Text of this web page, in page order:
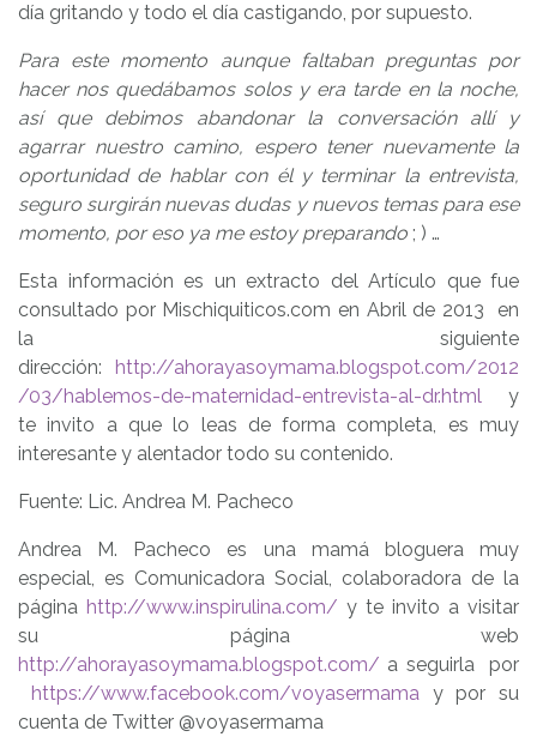
día gritando y todo el día castigando, por supuesto.
Para este momento aunque faltaban preguntas por
hacer nos quedábamos solos y era tarde en la noche,
así que debimos abandonar la conversación allí y
agarrar nuestro camino, espero tener nuevamente la
oportunidad de hablar con él y terminar la entrevista,
seguro surgirán nuevas dudas y nuevos temas para ese
momento, por eso ya me estoy preparando ; ) …
Esta información es un extracto del Artículo que fue
consultado por Mischiquiticos.com en Abril de 2013 en
la siguiente
dirección: http://ahorayasoymama.blogspot.com/2012
/03/hablemos-de-maternidad-entrevista-al-dr.html y
te invito a que lo leas de forma completa, es muy
interesante y alentador todo su contenido.
Fuente: Lic. Andrea M. Pacheco
Andrea M. Pacheco es una mamá bloguera muy
especial, es Comunicadora Social, colaboradora de la
página http://www.inspirulina.com/ y te invito a visitar
su página web
http://ahorayasoymama.blogspot.com/ a seguirla por
https://www.facebook.com/voyasermamay por su
cuenta de Twitter @voyasermama